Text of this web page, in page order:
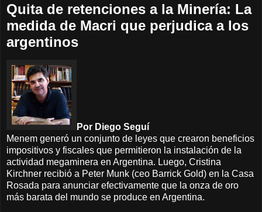
Quita de retenciones a la Minería: La
medida de Macri que perjudica a los
argentinos
Por Diego Seguí
Menem generó un conjunto de leyes que crearon beneficios
impositivos y fiscales que permitieron la instalación de la
actividad megaminera en Argentina. Luego, Cristina
Kirchner recibió a Peter Munk (ceo Barrick Gold) en la Casa
Rosada para anunciar efectivamente que la onza de oro
más barata del mundo se produce en Argentina.